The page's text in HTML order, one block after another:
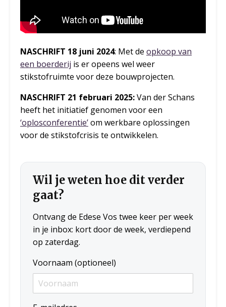
NASCHRIFT 18 juni 2024: Met de opkoop van
een boerderij is er opeens wel weer
stikstofruimte voor deze bouwprojecten.
NASCHRIFT 21 februari 2025:Van der Schans
heeft het initiatief genomen voor een
‘oplosconferentie’om werkbare oplossingen
voor de stikstofcrisis te ontwikkelen.
Wil je weten hoe dit verder
gaat?
Ontvang de Edese Vos twee keer per week
in je inbox: kort door de week, verdiepend
op zaterdag.
Voornaam (optioneel)